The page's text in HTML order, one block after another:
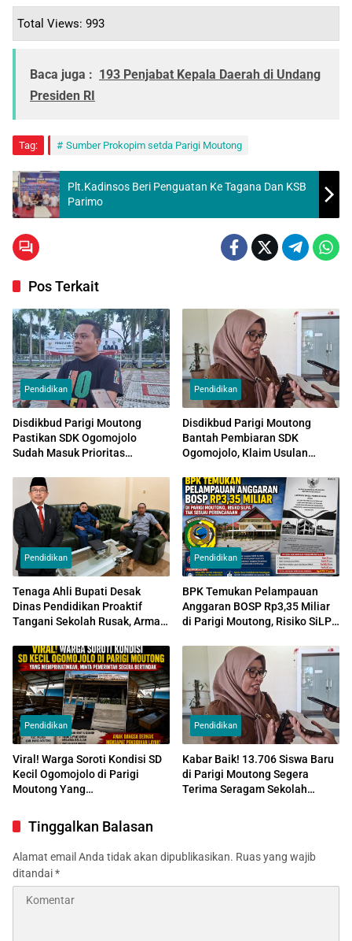
Total Views: 993
Baca juga : 193 Penjabat Kepala Daerah di Undang
Presiden RI
Tag: Sumber Prokopim setda Parigi Moutong
Plt.Kadinsos Beri Penguatan Ke Tagana Dan KSB
Parimo
Pos Terkait
Pendidikan
Disdikbud Parigi Moutong
Pastikan SDK Ogomojolo
Sudah Masuk Prioritas
Penetapan Tahap II
Pendidikan
Disdikbud Parigi Moutong
Bantah Pembiaran SDK
Ogomojolo, Klaim Usulan
Sebelum Viral
Pendidikan
Tenaga Ahli Bupati Desak
Dinas Pendidikan Proaktif
Tangani Sekolah Rusak, Arman
Menunggu Respons
Kementerian
Pendidikan
BPK Temukan Pelampauan
Anggaran BOSP Rp3,35 Miliar
di Parigi Moutong, Risiko SiLPA
Pendidikan
Viral! Warga Soroti Kondisi SD
Kecil Ogomojolo di Parigi
Moutong Yang
Pemerintah Segera Bertindak
Pendidikan
Kabar Baik! 13.706 Siswa Baru
di Parigi Moutong Segera
Terima Seragam Sekolah
Tinggalkan Balasan
Alamat email Anda tidak akan dipublikasikan. Ruas yang wajib
ditandai*